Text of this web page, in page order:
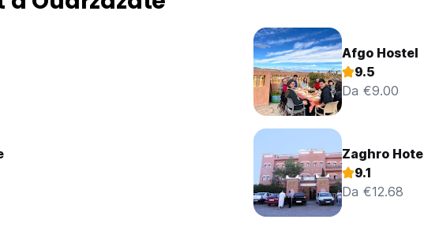
Afgo Hostel
9.5
Da €9.00
Zaghro
9.1
Da €12.68